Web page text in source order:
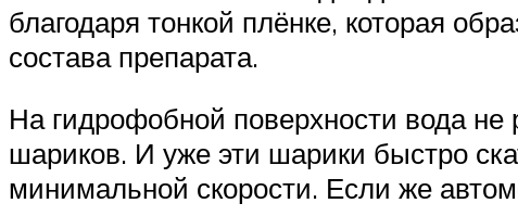
благодаря тонкой плёнке, которая
состава препарата.
На гидрофобной поверхности вода не
шариков. И уже эти шарики быстро
минимальной скорости. Если же